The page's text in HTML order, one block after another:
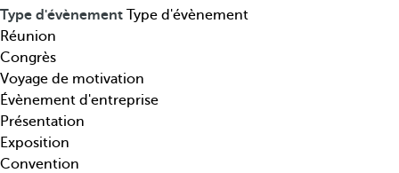
t
h
é
m
a
t
i
q
o
w
k
e
y
o
p
e
Type d'évènement Type d'évènement
Réunion
Congrès
Voyage de motivation
Évènement d'entreprise
Présentation
Exposition
Convention